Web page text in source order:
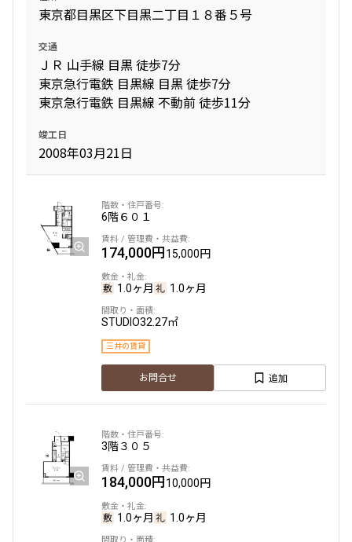
東京都目黒区下目黒二丁目１８番５号
交通
ＪＲ 山手線 目黒 徒歩7分
東京急行電鉄 目黒線 目黒 徒歩7分
東京急行電鉄 目黒線 不動前 徒歩11分
竣工日
2008年03月21日
6階６０１
174,000円15,000円
1.0ヶ月 1.0ヶ月
STUDIO32.27㎡
三井の賃貸
お問合せ 追加
3階３０５
184,000円10,000円
1.0ヶ月 1.0ヶ月